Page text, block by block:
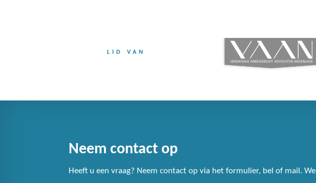
LID VAN
Neem contact op
Heeft u een vraag? Neem contact op via het formulier, bel of mail. We